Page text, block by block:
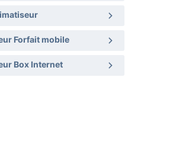
Forfait mobile
Box Internet